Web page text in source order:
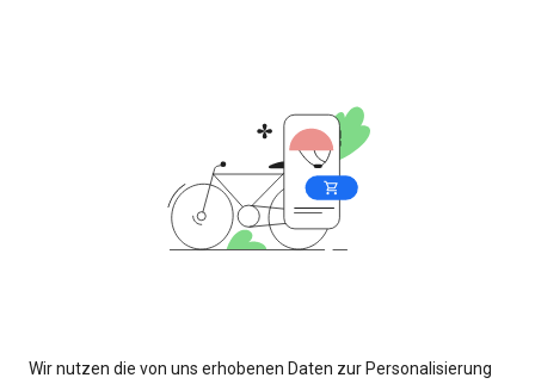
Wir nutzen die von uns erhobenen Daten zur Personalisierung